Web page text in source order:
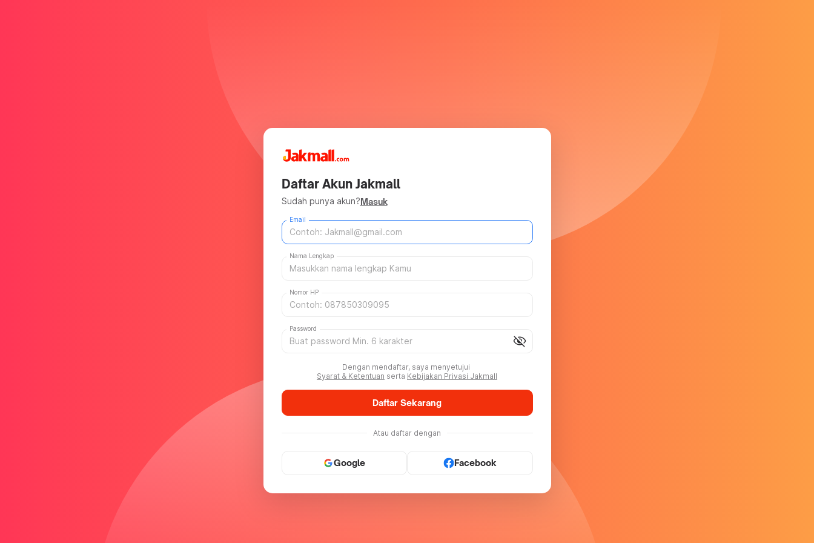
Daftar Akun Jakmall
Sudah punya akun?Masuk
Email
Nama Lengkap
Nomor HP
visibility_off
Password
Dengan mendaftar, saya menyetujui
Syarat & Ketentuan serta Kebijakan Privasi Jakmall
Daftar Sekarang
Atau daftar dengan
Google Facebook